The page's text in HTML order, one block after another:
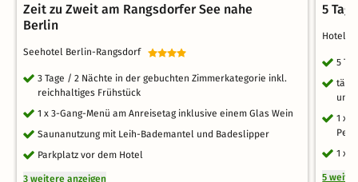
Zeit zu Zweit am Rangsdorfer See nahe
Berlin
Seehotel Berlin-Rangsdorf
3 Tage / 2 Nächte in der gebuchten Zimmerkategorie inkl.
reichhaltiges Frühstück
1 x 3-Gang-Menü am Anreisetag inklusive einem Glas Wein
Saunanutzung mit Leih-Bademantel und Badeslipper
Parkplatz vor dem Hotel
3 weitere anzeigen
5
Hotel
5
und
1 x
1 x
5